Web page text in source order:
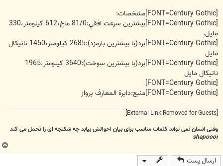
[FONT=Century Gothic]
مشخصات:
[FONT=Century Gothic]
بيشترين سرعت افقي:81/0 ماخ،612 كيلومتر،330
مايل.
[FONT=Century Gothic]
برد(با بيشترين بارمزد):2685 كيلومتر،1450 ناتيكال
مايل
[FONT=Century Gothic]
برد(با بيشترين سوخت):3640 كيلومتر،1965
ناتيكال مايل
[FONT=Century Gothic]
[FONT=Century Gothic]
منبع:دايرة المعارف پرواز
[External Link Removed for Guests]
وقتی انسان نمی تواند کلمات مناسب برای بیان احوالش بیابد چه شکنجه ای را تحمل می کند
shapooor
ارسال پست